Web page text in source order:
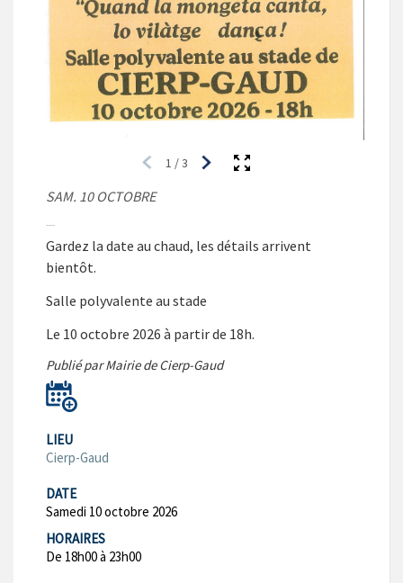
1 /3
SAM. 10 OCTOBRE
Gardez la date au chaud, les détails arrivent
bientôt.
Salle polyvalente au stade
Le 10 octobre 2026 à partir de 18h.
Publié par Mairie de Cierp-Gaud
LIEU
Cierp-Gaud
DATE
Samedi 10 octobre 2026
HORAIRES
De 18h00 à 23h00